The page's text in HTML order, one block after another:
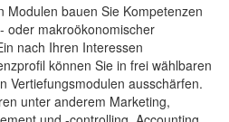
Modulen bauen Sie Kompetenzen
oder makroökonomischer
nach Ihren Interessen
können Sie in frei wählbaren
Vertiefungsmodulen ausschärfen.
unter anderem Marketing,